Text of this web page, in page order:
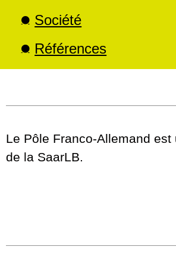
Société
Références
Le Pôle Franco-Allemand est
de la SaarLB.